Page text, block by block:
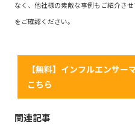
なく、他社様の素敵な事例もご紹介さ
をご確認ください。
【無料】インフルエンサ
こちら
関連記事